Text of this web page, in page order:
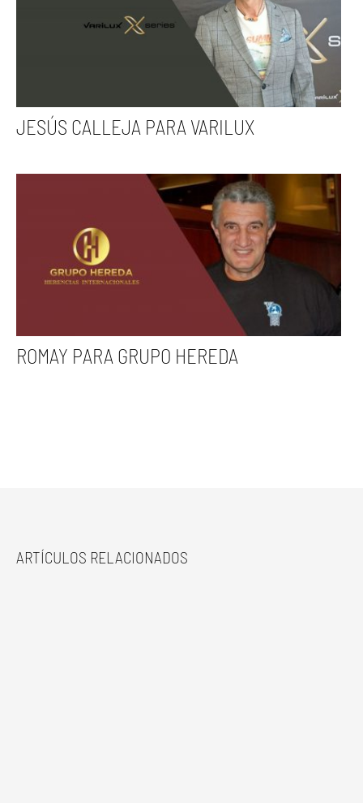
JESÚS CALLEJA PARA VARILUX
ROMAY PARA GRUPO HEREDA
ARTÍCULOS RELACIONADOS